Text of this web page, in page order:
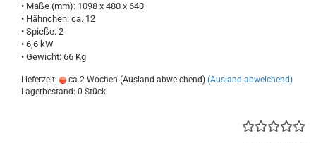
• Maße (mm): 1098 x 480 x 640
• Hähnchen: ca. 12
• Spieße: 2
• 6,6 kW
• Gewicht: 66 Kg
Lieferzeit: ca.2 Wochen (Ausland abweichend) (Ausland abweichend)
Lagerbestand: 0 Stück